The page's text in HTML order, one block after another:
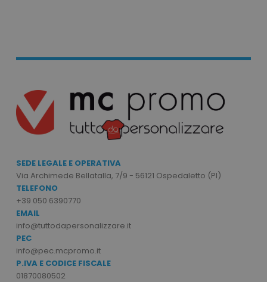
SEDE LEGALE E OPERATIVA
Via Archimede Bellatalla, 7/9 - 56121 Ospedaletto (PI)
TELEFONO
+39 050 6390770
EMAIL
info@tuttodapersonalizzare.it
PEC
info@pec.mcpromo.it
P.IVA E CODICE FISCALE
01870080502
Targeting
Funzionalità
Non classificati
I cookie strettamente necessari consentono le
funzionalità principali del sito web come
Il sito web non può essere utilizzato
correttamente senza i cookie strettamente
necessari.
Nome
utm_campaign
mage-cache-sessid